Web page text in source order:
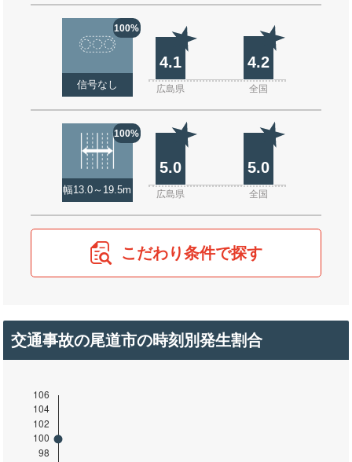
100%
信号なし
4.1 4.2
広島県 全国
100%
幅13.0～19.5m
5.0 5.0
広島県 全国
こだわり条件で探す
交通事故の尾道市の時刻別発生割合